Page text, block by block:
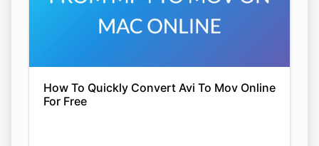
How To Quickly Convert Avi To Mov Online
For Free